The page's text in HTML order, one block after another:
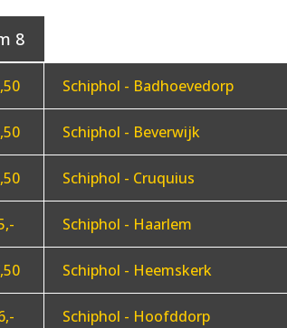
Schiphol - Badhoevedorp
Schiphol - Beverwijk
Schiphol - Cruquius
Schiphol - Haarlem
Schiphol - Heemskerk
Schiphol - Hoofddorp